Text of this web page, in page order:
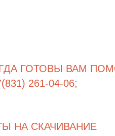
ГОТОВЫ ВАМ
261-04-06;
НА СКАЧИВАНИЕ